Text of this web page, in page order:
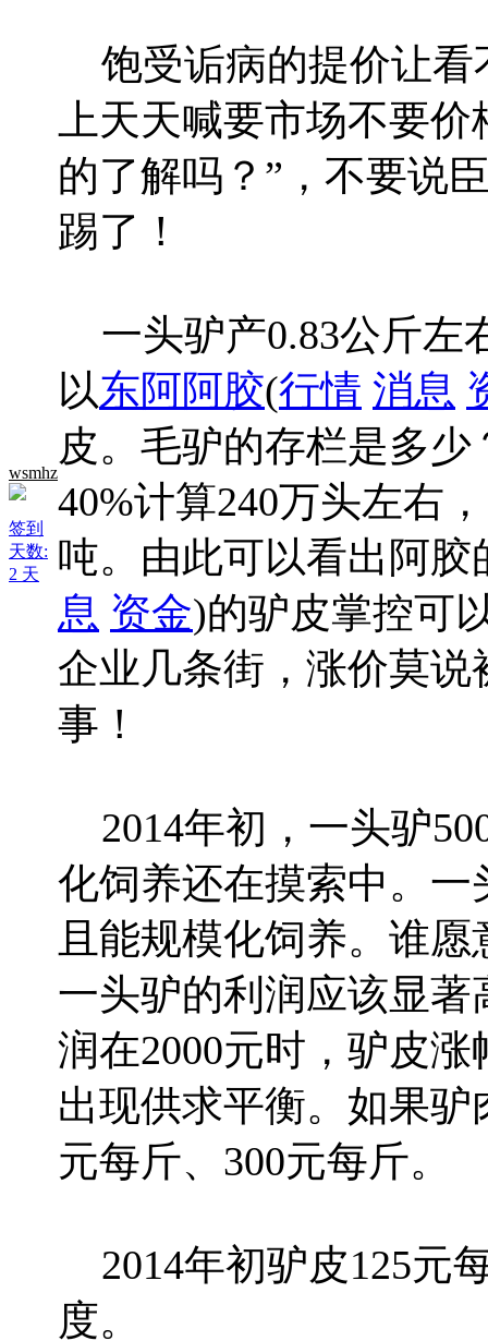
wsmhz
签到
天数:
2 天
饱受诟病的提价让看
上天天喊要市场不要
的了解吗？”，不要说
踢了！
一头驴产0.83公斤左
以东阿阿胶(行情 消息
皮。毛驴的存栏是多
40%计算240万头左右
吨。由此可以看出阿胶
息 资金)的驴皮掌控可
企业几条街，涨价莫
事！
2014年初，一头驴
化饲养还在摸索中。一
且能规模化饲养。谁
一头驴的利润应该显
润在2000元时，驴皮
出现供求平衡。如果
元每斤、300元每斤。
2014年初驴皮125元
度。